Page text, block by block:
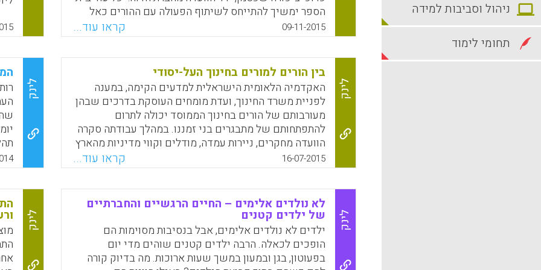
הספר ימשיך להתייחס לשיתוף הפעולה עם ההורים כאל
ניסיונות התערבות, המצב לא ישתפר" (אריה דיין).
WhatsApp
Facebook
Email
X
09-11-2015 קראו עוד...
לינק
בין הורים למורים בחינוך העל-יסודי
האקדמיה הלאומית הישראלית למדעים הקימה, במענה
לפניית משרד החינוך, ועדת מומחים העוסקת בדרכים שבהן
מעורבותם של הורים בחינוך הממוסד יכולה לתרום
להתפתחותם של מתבגרים בני זמננו. במהלך עבודתה סקרה
הוועדה מחקרים, ניירות עמדה, מודלים וקווי מדיניות מהארץ
ומהעולם, ונפגשה עם גורמים מהשדה על מנת להציע מסגרת
התייחסות לקשרים מועילים בין בתי הספר להורי התלמידים
במערכת החינוך הישראלית, קשרים שישפרו את
התפתחותם הרגשית ואת הישגיהם הלימודיים של מרב
התלמידים. בתום דיוניה ערכה הוועדה מסמך מסכם זה,
שתוכנו והמלצותיו מוסכמים על כלל חבריה (ציפורה שכטמן
ועודד בושריאן).
16-07-2015 קראו עוד...
לינק
לינק
לא נולדים אלימים – החיים הרגשיים והחברתיים
של ילדים קטנים
ילדים לא נולדים אלימים, אבל בנסיבות מסוימות הם
הופכים לכאלה. הרבה ילדים קטנים שוהים מדי יום
בפעוטון, בגן ובמעון במשך שעות ארוכות. מה בדיוק קורה
לינק
ניהול וסביבות למידה
תחומי לימוד